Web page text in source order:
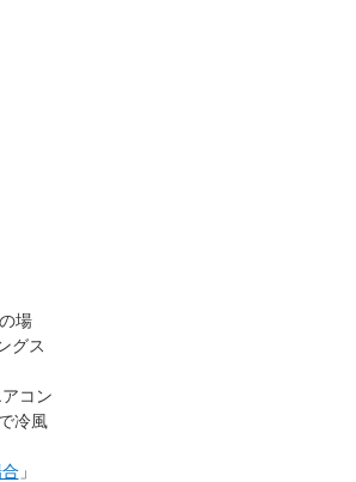
場
グス
コン
冷風
」